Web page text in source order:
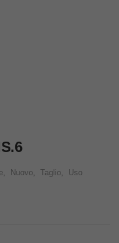
, Nuovo, Taglio,
Uso